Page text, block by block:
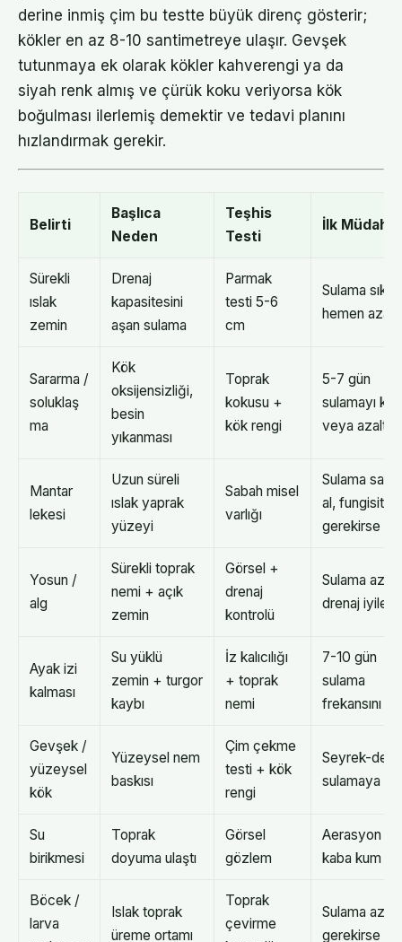
derine inmiş çim bu testte büyük direnç gösterir;
kökler en az 8-10 santimetreye ulaşır. Gevşek
tutunmaya ek olarak kökler kahverengi ya da
siyah renk almış ve çürük koku veriyorsa kök
boğulması ilerlemiş demektir ve tedavi planını
hızlandırmak gerekir.
Belirti
Başlıca
Neden
Teşhis
Testi
İlk
Sürekli
ıslak
zemin
Drenaj
kapasitesini
aşan sulama
Parmak
testi 5-6
cm
Sulama
hemen azalt
Sararma /
soluklaş
ma
Kök
oksijensizliği,
besin
yıkanması
Toprak
kokusu +
kök rengi
5-7 gün
sulamayı kes
veya azalt
Mantar
lekesi
Uzun süreli
ıslak yaprak
yüzeyi
Sabah misel
varlığı
Sulama
al, fungisit
gerekirse
Yosun /
alg
Sürekli toprak
nemi + açık
zemin
Görsel +
drenaj
kontrolü
Sulama azalt,
drenaj
Ayak izi
kalması
Su yüklü
zemin + turgor
kaybı
İz kalıcılığı
+ toprak
nemi
7-10 gün
sulama
frekansını
Gevşek /
yüzeysel
kök
Yüzeysel nem
baskısı
Çim çekme
testi + kök
rengi
Seyrek-derin
sulamaya
Su
birikmesi
Toprak
doyuma ulaştı
Görsel
gözlem
Aerasyon +
kaba kum
Böcek /
larva
Islak toprak
üreme ortamı
Toprak
çevirme
Sulama azalt,
gerekirse